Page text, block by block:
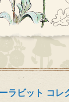
ラビット コレ